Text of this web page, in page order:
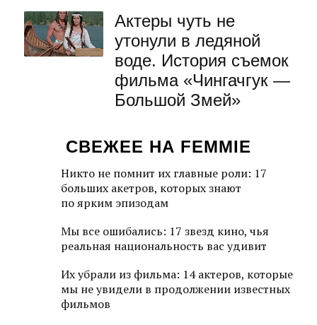
Актеры чуть не
утонули в ледяной
воде. История съемок
фильма «Чингачгук —
Большой Змей»
СВЕЖЕЕ НА FEMMIE
Никто не помнит их главные роли: 17
больших акетров, которых знают
по ярким эпизодам
Мы все ошибались: 17 звезд кино, чья
реальная национальность вас удивит
Их убрали из фильма: 14 актеров, которые
мы не увидели в продолжении известных
фильмов